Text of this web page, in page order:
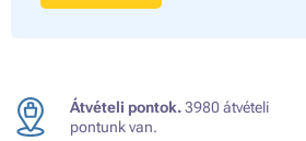
Átvételi pontok.3980 átvételi
pontunk van.